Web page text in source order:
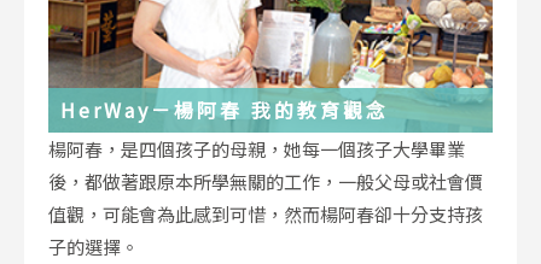
HerWay－楊阿春 我的教育觀念
楊阿春，是四個孩子的母親，她每一個孩子大學畢業
後，都做著跟原本所學無關的工作，一般父母或社會價
值觀，可能會為此感到可惜，然而楊阿春卻十分支持孩
子的選擇。